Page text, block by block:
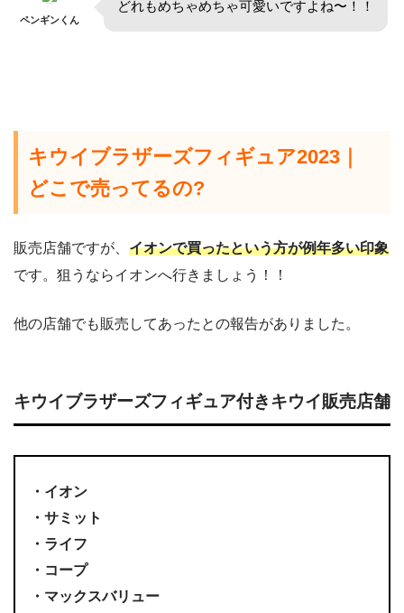
ペンギンくん
どれもめちゃめちゃ可愛いですよね〜！！
キウイブラザーズフィギュア2023｜
どこで売ってるの?
販売店舗ですが、 イオンで買ったという方が例年多い印象
です。狙うならイオンへ行きましょう！！
他の店舗でも販売してあったとの報告がありました。
キウイブラザーズフィギュア付きキウイ販売店舗
・イオン
・サミット
・ライフ
・コープ
・マックスバリュー